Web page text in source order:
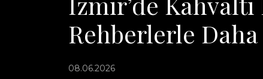
Rehberlerle
08.06.2026